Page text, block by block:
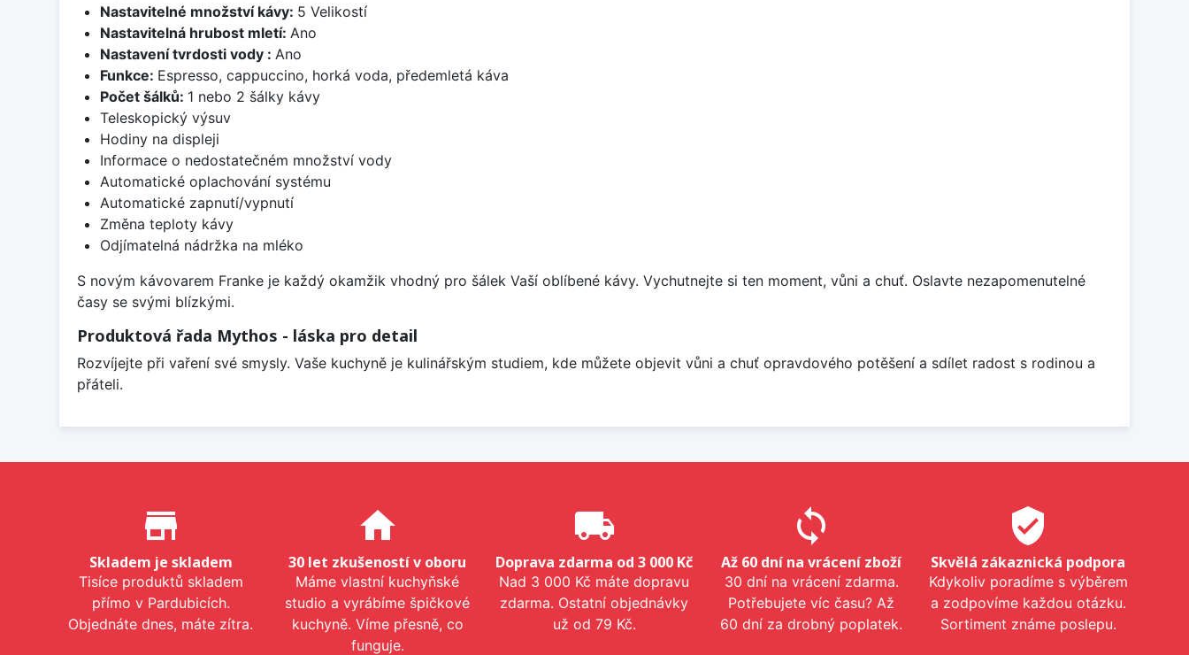
Nastavitelné množství kávy: 5 Velikostí
Nastavitelná hrubost mletí: Ano
Nastavení tvrdosti vody : Ano
Funkce: Espresso, cappuccino, horká voda, předemletá káva
Počet šálků: 1 nebo 2 šálky kávy
Teleskopický výsuv
Hodiny na displeji
Informace o nedostatečném množství vody
Automatické oplachování systému
Automatické zapnutí/vypnutí
Změna teploty kávy
Odjímatelná nádržka na mléko
S novým kávovarem Franke je každý okamžik vhodný pro šálek Vaší oblíbené kávy. Vychutnejte si ten moment, vůni a chuť. Oslavte nezapomenutelné
časy se svými blízkými.
Produktová řada Mythos - láska pro detail
Rozvíjejte při vaření své smysly. Vaše kuchyně je kulinářským studiem, kde můžete objevit vůni a chuť opravdového potěšení a sdílet radost s rodinou a
přáteli.
Proč nakupovat u nás?
store_mall_directory
Skladem je skladem
Tisíce produktů skladem
přímo v Pardubicích.
Objednáte dnes, máte zítra.
home
30 let zkušeností v oboru
Máme vlastní kuchyňské
studio a vyrábíme špičkové
kuchyně. Víme přesně, co
funguje.
local_shipping
Doprava zdarma od 3 000 Kč
Nad 3 000 Kč máte dopravu
zdarma. Ostatní objednávky
už od 79 Kč.
sync
Až 60 dní na vrácení zboží
30 dní na vrácení zdarma.
Potřebujete víc času? Až
60 dní za drobný poplatek.
verified_user
Skvělá zákaznická podpora
Kdykoliv poradíme s výběrem
a zodpovíme každou otázku.
Sortiment známe poslepu.